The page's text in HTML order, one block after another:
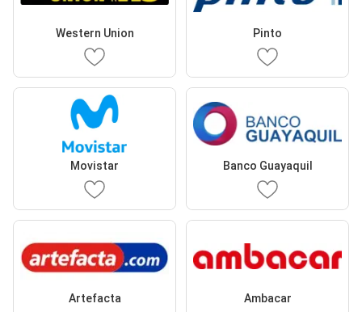
Western Union Pinto
Movistar Banco Guayaquil
Artefacta Ambacar